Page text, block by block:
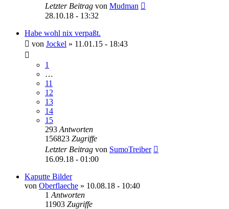
Letzter Beitrag von Mudman
28.10.18 - 13:32
Habe wohl nix verpaßt.
von Jockel » 11.01.15 - 18:43
1
…
11
12
13
14
15
293 Antworten
156823 Zugriffe
Letzter Beitrag von SumoTreiber
16.09.18 - 01:00
Kaputte Bilder
von Oberflaeche » 10.08.18 - 10:40
1 Antworten
11903 Zugriffe